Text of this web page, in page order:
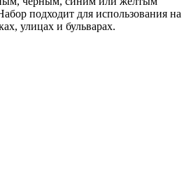
подходит для использования на
улицах и бульварах.